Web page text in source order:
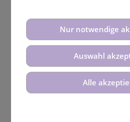
Nur notwendige
Auswahl
Alle
Die ästhetische
Keramik - Brackets